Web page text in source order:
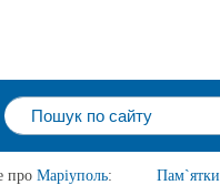
про Маріуполь: Пам`ятки